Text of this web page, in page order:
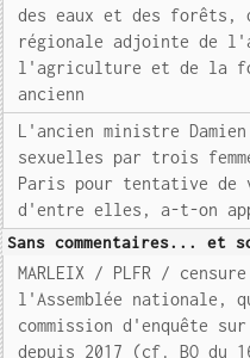
des eaux et des
régionale adjointe de
l'agriculture et de la
ancienn
L'ancien ministre
sexuelles par trois
Paris pour tentative de
d'entre elles, a-t-on
Sans commentaires... et
MARLEIX / PLFR /
l'Assemblée nationale,
commission d'enquête
depuis 2017 (cf. BQ du